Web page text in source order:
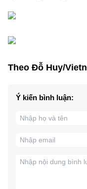
Theo Đỗ Huy/
Ý kiến bình luận: